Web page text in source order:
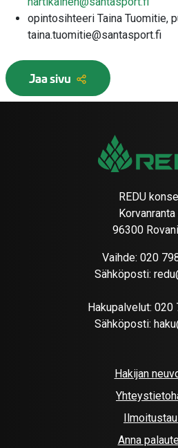
opintosihteeri Taina Tuomitie,
taina.tuomitie@santasport.fi
Jaa sivu
REDU
96300
Vaihde: 020
Sähköposti:
Hakupalvelut: 020
Sähköposti:
Hakijan
Anna